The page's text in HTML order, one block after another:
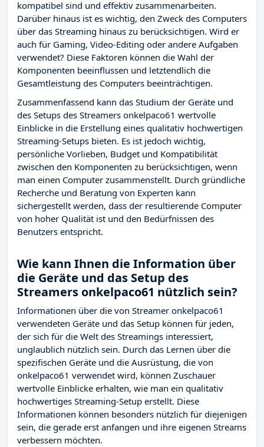
kompatibel sind und effektiv zusammenarbeiten.
Darüber hinaus ist es wichtig, den Zweck des Computers
über das Streaming hinaus zu berücksichtigen. Wird er
auch für Gaming, Video-Editing oder andere Aufgaben
verwendet? Diese Faktoren können die Wahl der
Komponenten beeinflussen und letztendlich die
Gesamtleistung des Computers beeinträchtigen.
Zusammenfassend kann das Studium der Geräte und
des Setups des Streamers onkelpaco61 wertvolle
Einblicke in die Erstellung eines qualitativ hochwertigen
Streaming-Setups bieten. Es ist jedoch wichtig,
persönliche Vorlieben, Budget und Kompatibilität
zwischen den Komponenten zu berücksichtigen, wenn
man einen Computer zusammenstellt. Durch gründliche
Recherche und Beratung von Experten kann
sichergestellt werden, dass der resultierende Computer
von hoher Qualität ist und den Bedürfnissen des
Benutzers entspricht.
Wie kann Ihnen die Information über
die Geräte und das Setup des
Streamers onkelpaco61 nützlich sein?
Informationen über die von Streamer onkelpaco61
verwendeten Geräte und das Setup können für jeden,
der sich für die Welt des Streamings interessiert,
unglaublich nützlich sein. Durch das Lernen über die
spezifischen Geräte und die Ausrüstung, die von
onkelpaco61 verwendet wird, können Zuschauer
wertvolle Einblicke erhalten, wie man ein qualitativ
hochwertiges Streaming-Setup erstellt. Diese
Informationen können besonders nützlich für diejenigen
sein, die gerade erst anfangen und ihre eigenen Streams
verbessern möchten.